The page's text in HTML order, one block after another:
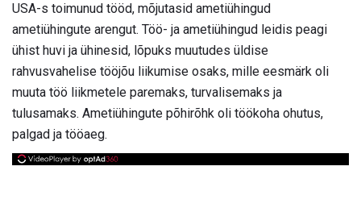
USA-s toimunud tööd, mõjutasid ametiühingud
ametiühingute arengut. Töö- ja ametiühingud leidis peagi
ühist huvi ja ühinesid, lõpuks muutudes üldise
rahvusvahelise tööjõu liikumise osaks, mille eesmärk oli
muuta töö liikmetele paremaks, turvalisemaks ja
tulusamaks. Ametiühingute põhirõhk oli töökoha ohutus,
palgad ja tööaeg.